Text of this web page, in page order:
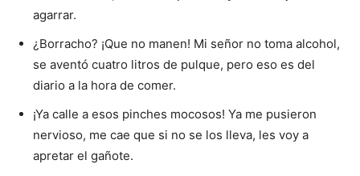
agarrar.
¿Borracho? ¡Que no manen! Mi señor no toma alcohol,
se aventó cuatro litros de pulque, pero eso es del
diario a la hora de comer.
¡Ya calle a esos pinches mocosos! Ya me pusieron
nervioso, me cae que si no se los lleva, les voy a
apretar el gañote.